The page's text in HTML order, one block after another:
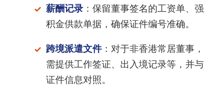
薪酬记录：保留董事签名的工资单、强
积金供款单据，确保证件编号准确。
跨境派遣文件：对于非香港常居董事，
需提供工作签证、出入境记录等，并与
证件信息对照。